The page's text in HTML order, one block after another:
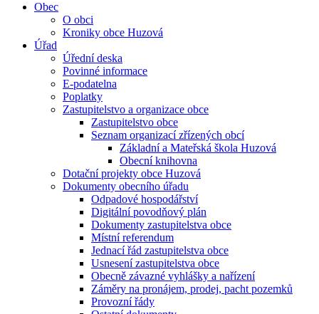
Obec
O obci
Kroniky obce Huzová
Úřad
Úřední deska
Povinné informace
E-podatelna
Poplatky
Zastupitelstvo a organizace obce
Zastupitelstvo obce
Seznam organizací zřízených obcí
Základní a Mateřská škola Huzová
Obecní knihovna
Dotační projekty obce Huzová
Dokumenty obecního úřadu
Odpadové hospodářství
Digitální povodňový plán
Dokumenty zastupitelstva obce
Místní referendum
Jednací řád zastupitelstva obce
Usnesení zastupitelstva obce
Obecně závazné vyhlášky a nařízení
Záměry na pronájem, prodej, pacht pozemků
Provozní řády